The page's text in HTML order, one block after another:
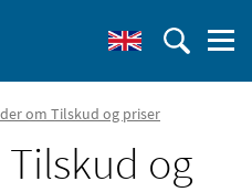
om Tilskud og priser
og